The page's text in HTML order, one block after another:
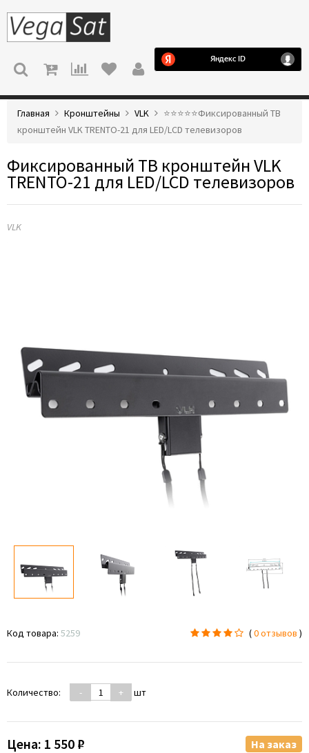
МЕНЮ
Главная Кронштейны VLK
⭐️⭐️⭐️⭐️⭐️Фиксированный ТВ
кронштейн VLK TRENTO-21 для LED/LCD телевизоров
Фиксированный ТВ кронштейн VLK
TRENTO-21 для LED/LCD телевизоров
VLK
Код товара: 5259 (0 отзывов )
Количество: - + шт
Цена: 1 550 ₽ На заказ